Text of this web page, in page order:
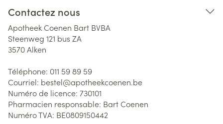
Contactez nous
Apotheek Coenen Bart BVBA
Steenweg 121 bus ZA
3570Alken
Téléphone: 011 59 89 59
Courriel: bestel@apotheekcoenen.be
Numéro de licence: 730101
Pharmacien responsable: Bart Coenen
Numéro TVA: BE0809150442